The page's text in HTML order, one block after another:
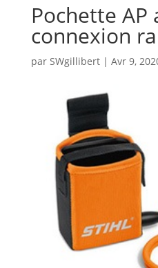
Pochette AP
connexion
par SWgillibert| Avr 9,